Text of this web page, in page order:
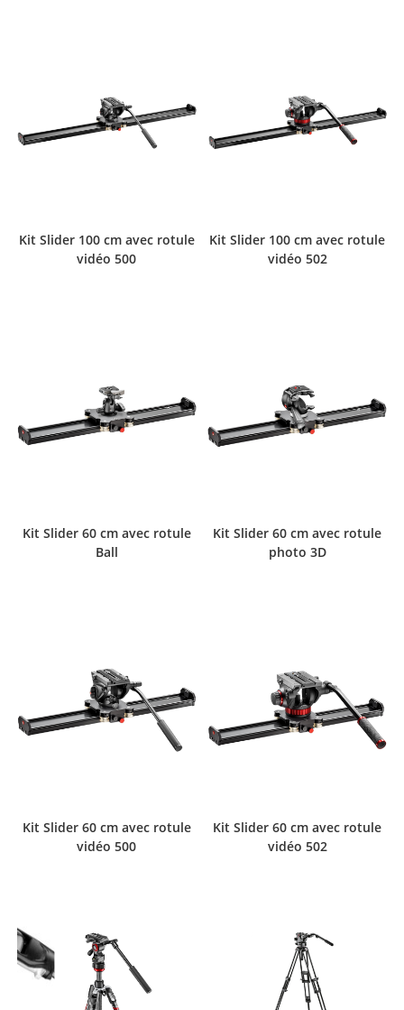
Kit Slider 100 cm avec rotule
vidéo 500
Kit Slider 100 cm avec rotule
vidéo 502
Kit Slider 60 cm avec rotule
Ball
Kit Slider 60 cm avec rotule
photo 3D
Kit Slider 60 cm avec rotule
vidéo 500
Kit Slider 60 cm avec rotule
vidéo 502